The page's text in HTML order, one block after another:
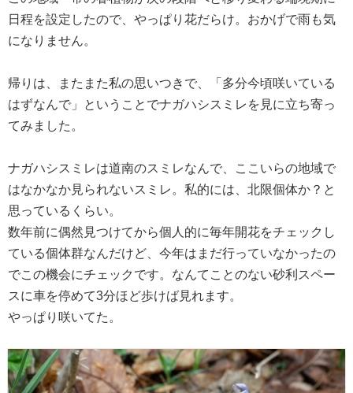
日程を設定したので、やっぱり花だらけ。おかげで雨も気
になりません。
帰りは、またまた私の思いつきで、「多分今頃咲いている
はずなんで」ということでナガハシスミレを見に立ち寄っ
てみました。
ナガハシスミレは道南のスミレなんで、ここいらの地域で
はなかなか見られないスミレ。私的には、北限個体か？と
思っているくらい。
数年前に偶然見つけてから個人的に毎年開花をチェックし
ている個体群なんだけど、今年はまだ行っていなかったの
でこの機会にチェックです。なんてことのない砂利スペー
スに車を停めて3分ほど歩けば見れます。
やっぱり咲いてた。